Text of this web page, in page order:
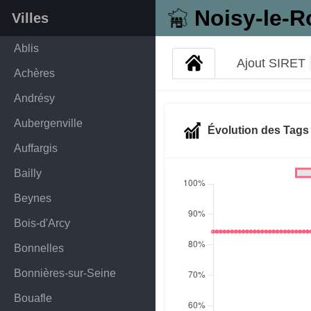
Noisy-le-
Villes
Ablis
Achères
Andrésy
Aubergenville
Auffargis
Bailly
Beynes
Bois-d'Arcy
Bonnelles
Bonnières-sur-Seine
Bouafle
Ajout SIRET
Évolution des